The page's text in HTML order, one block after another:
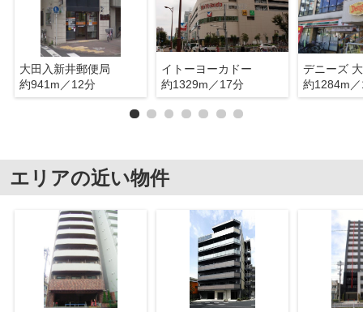
大田入新井郵便局
約941m／12分
イトーヨーカドー
約1329m／17分
デニーズ
約1284m
エリアの近い物件